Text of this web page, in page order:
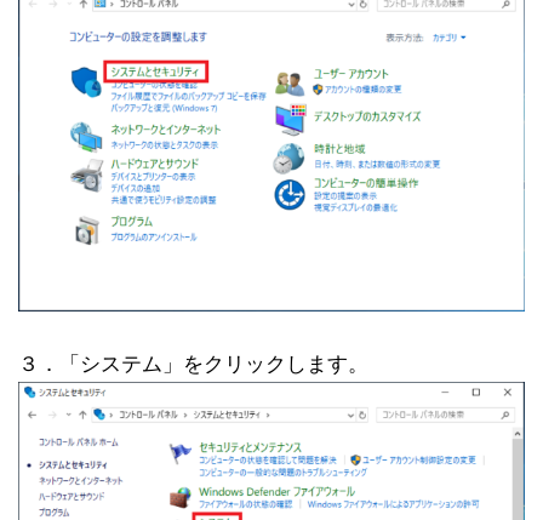
３．「システム」をクリックします。